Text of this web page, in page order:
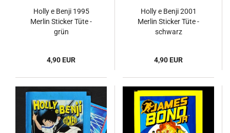
Holly e Benji 1995
Merlin Sticker Tüte -
grün
4,90 EUR
Holly e Benji 2001
Merlin Sticker Tüte -
schwarz
4,90 EUR